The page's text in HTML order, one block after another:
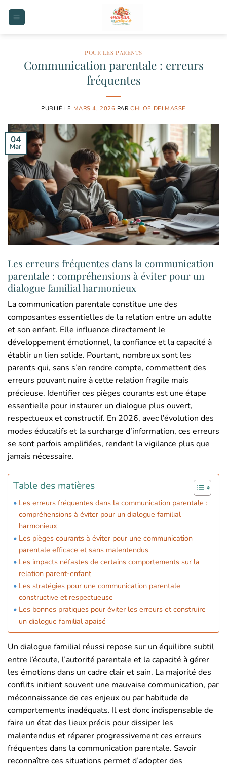
POUR LES PARENTS
Communication parentale : erreurs
fréquentes
PUBLIÉ LE MARS 4, 2026 PARCHLOE DELMASSE
04
Mar
Les erreurs fréquentes dans la communication
parentale : compréhensions à éviter pour un
dialogue familial harmonieux
La communication parentale constitue une des
composantes essentielles de la relation entre un adulte
et son enfant. Elle influence directement le
développement émotionnel, la confiance et la capacité à
établir un lien solide. Pourtant, nombreux sont les
parents qui, sans s’en rendre compte, commettent des
erreurs pouvant nuire à cette relation fragile mais
précieuse. Identifier ces pièges courants est une étape
essentielle pour instaurer un dialogue plus ouvert,
respectueux et constructif. En 2026, avec l’évolution des
modes éducatifs et la surcharge d’information, ces erreurs
se sont parfois amplifiées, rendant la vigilance plus que
jamais nécessaire.
Table des matières
Les erreurs fréquentes dans la communication parentale :
compréhensions à éviter pour un dialogue familial
harmonieux
Les pièges courants à éviter pour une communication
parentale efficace et sans malentendus
Les impacts néfastes de certains comportements sur la
relation parent-enfant
Les stratégies pour une communication parentale
constructive et respectueuse
Les bonnes pratiques pour éviter les erreurs et construire
un dialogue familial apaisé
Un dialogue familial réussi repose sur un équilibre subtil
entre l’écoute, l’autorité parentale et la capacité à gérer
les émotions dans un cadre clair et sain. La majorité des
conflits initient souvent une mauvaise communication, par
méconnaissance de ces enjeux ou par habitude de
comportements inadéquats. Il est donc indispensable de
faire un état des lieux précis pour dissiper les
malentendus et réparer progressivement ces erreurs
fréquentes dans la communication parentale. Savoir
reconnaître ces situations permet d’adopter des